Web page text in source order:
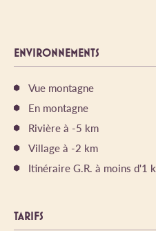
ENVIRONNEMENTS
Vue montagne
En montagne
Rivière à -5 km
Village à -2 km
Itinéraire G.R. à moins d'1
TARIFS